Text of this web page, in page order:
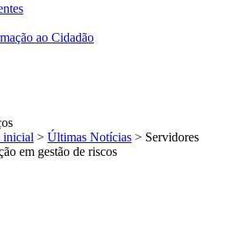
ao Cidadão
inicial > Últimas Notícias > Servidores
em gestão de riscos